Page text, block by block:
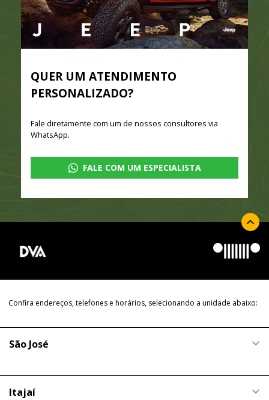
QUER UM ATENDIMENTO
PERSONALIZADO?
Fale diretamente com um de nossos consultores via
WhatsApp.
FALE COM UM ESPECIALISTA
Confira endereços, telefones e horários, selecionando a unidade abaixo:
São José
Itajaí